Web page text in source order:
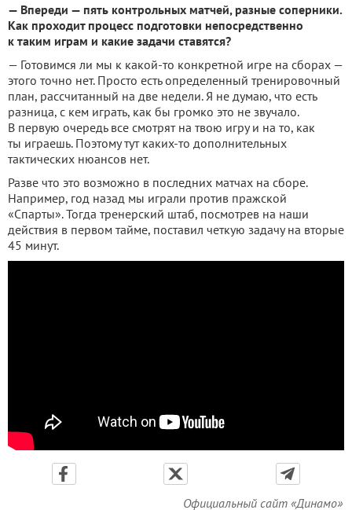
— Впереди — пять контрольных матчей, разные соперники.
Как проходит процесс подготовки непосредственно
к таким играм и какие задачи ставятся?
— Готовимся ли мы к какой-то конкретной игре на сборах —
этого точно нет. Просто есть определенный тренировочный
план, рассчитанный на две недели. Я не думаю, что есть
разница, с кем играть, как бы громко это не звучало.
В первую очередь все смотрят на твою игру и на то, как
ты играешь. Поэтому тут каких-то дополнительных
тактических нюансов нет.
Разве что это возможно в последних матчах на сборе.
Например, год назад мы играли против пражской
«Спарты». Тогда тренерский штаб, посмотрев на наши
действия в первом тайме, поставил четкую задачу на вторые
45 минут.
Официальный сайт «Динамо»